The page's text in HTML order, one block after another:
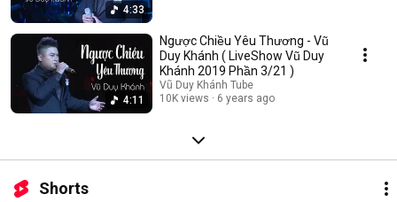
4:33
4:11
Ngược Chiều Yêu Thương - Vũ
Duy Khánh ( LiveShow Vũ Duy
Khánh 2019 Phần 3/21 )
Vũ Duy Khánh Tube
10K views
6 years ago
Shorts